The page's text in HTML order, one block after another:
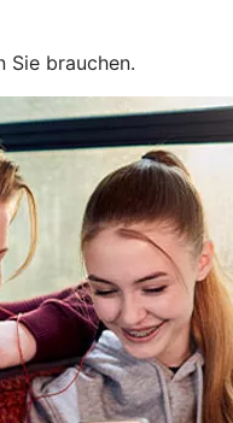
Sie brauchen.